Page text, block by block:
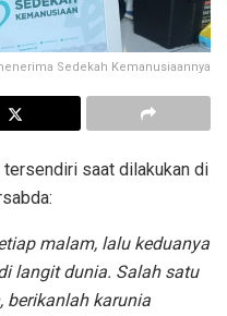
Sedekah Kemanusiaannya
saat dilakukan di
malam, lalu keduanya
langit dunia. Salah satu
berikanlah karunia